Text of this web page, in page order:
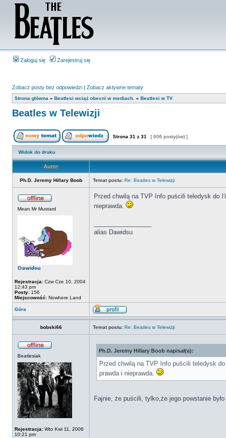
Zaloguj się Zarejestruj się
Zobacz posty bez odpowiedzi | Zobacz aktywne tematy
Strona główna » Beatlesi wciąż obecni w mediach. » Beatlesi w TV
Beatles w Telewizji
Strona 31 z 31 [ 606 posty(ów) ]
Widok do druku
Autor
Ph.D. Jeremy Hillary Boob Temat postu: Re: Beatles w Telewizji
Mean Mr Mustard
Rejestracja: Czw Cze 10, 2004
12:43 pm
Posty: 156
Miejscowość: Nowhere Land
Przed chwilą na TVP Info puścili teledysk do
nieprawda.
alias Dawidsu
Góra
bobski66 Temat postu: Re: Beatles w Telewizji
Beatlesiak
Rejestracja: Wto Kwi 11, 2006
10:21 pm
Ph.D. Jeremy Hillary Boob napisał(a):
Przed chwilą na TVP Info puścili teledysk
prawda i nieprawda.
Fajnie, że puścili, tylko,że jego powstanie